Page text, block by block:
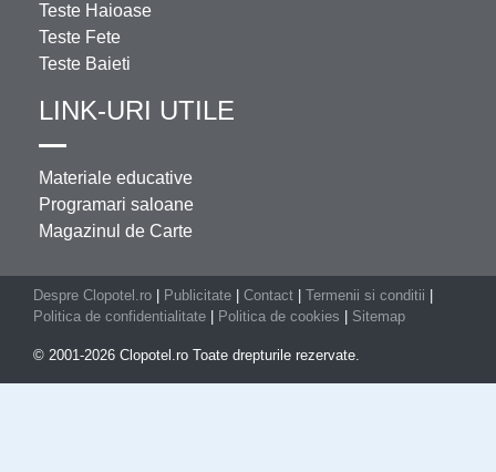
Teste Haioase
Teste Fete
Teste Baieti
LINK-URI UTILE
Materiale educative
Programari saloane
Magazinul de Carte
Despre Clopotel.ro Publicitate Contact Termenii si conditii
Politica de confidentialitate
Politica de cookies Sitemap
© 2001-2026 Clopotel.ro Toate drepturile rezervate.